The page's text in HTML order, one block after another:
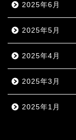
2025年6月
2025年5月
2025年4月
2025年3月
2025年1月